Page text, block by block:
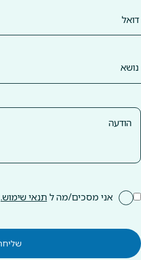
אני מסכים/מה לתנאי שימוש.